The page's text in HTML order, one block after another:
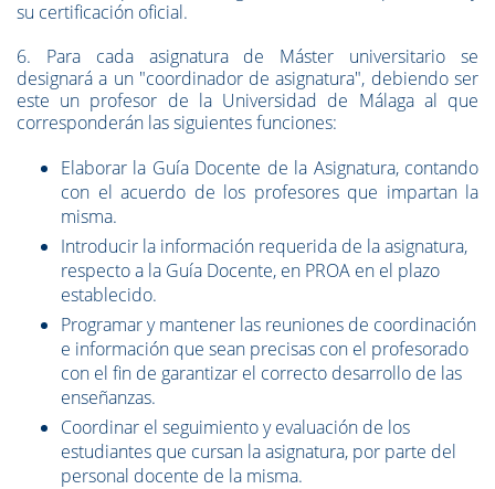
su certificación oficial.
6. Para cada asignatura de Máster universitario se
designará a un "coordinador de asignatura", debiendo ser
este un profesor de la Universidad de Málaga al que
corresponderán las siguientes funciones:
Elaborar la Guía Docente de la Asignatura, contando
con el acuerdo de los profesores que impartan la
misma.
Introducir la información requerida de la asignatura,
respecto a la Guía Docente, en PROA en el plazo
establecido.
Programar y mantener las reuniones de coordinación
e información que sean precisas con el profesorado
con el fin de garantizar el correcto desarrollo de las
enseñanzas.
Coordinar el seguimiento y evaluación de los
estudiantes que cursan la asignatura, por parte del
personal docente de la misma.